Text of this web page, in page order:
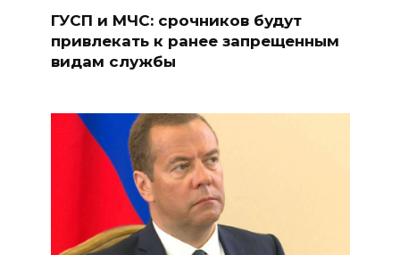
ГУСП и МЧС: срочников будут
привлекать к ранее запрещенным
видам службы